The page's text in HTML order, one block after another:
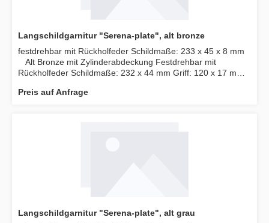
Langschildgarnitur "Serena-plate", alt bronze
festdrehbar mit Rückholfeder Schildmaße: 233 x 45 x 8 mm
Alt Bronze mit Zylinderabdeckung Festdrehbar mit
Rückholfeder Schildmaße: 232 x 44 mm Griff: 120 x 17 mm
Preis auf Anfrage
Langschildgarnitur "Serena-plate", alt grau